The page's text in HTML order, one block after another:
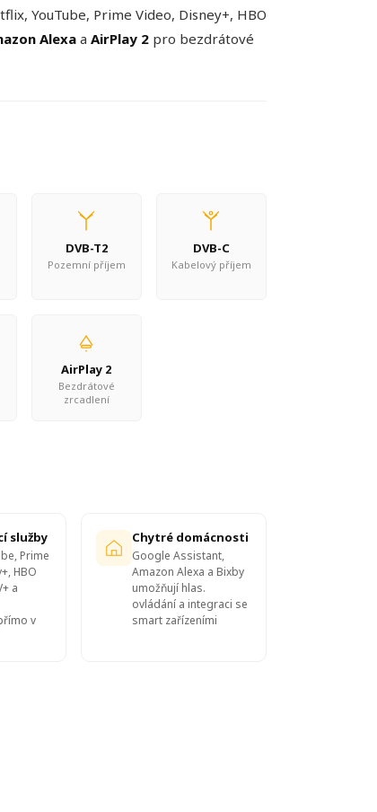
YouTube, Prime Video, Disney+, HBO
Alexaa AirPlay 2 pro bezdrátové
DVB-T2
Pozemní příjem
DVB-C
Kabelový příjem
AirPlay 2
Bezdrátové
zrcadlení
služby
Prime
HBO
a
v
Chytré domácnosti
Google Assistant,
Amazon Alexa a Bixby
umožňují hlas.
ovládání a integraci se
smart zařízeními